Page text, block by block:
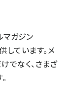
ガジン
ています。メ
でなく、さまざ